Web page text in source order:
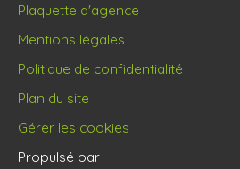
Plaquette d'agence
Mentions légales
Politique de confidentialité
Plan du site
Gérer les cookies
Propulsé par